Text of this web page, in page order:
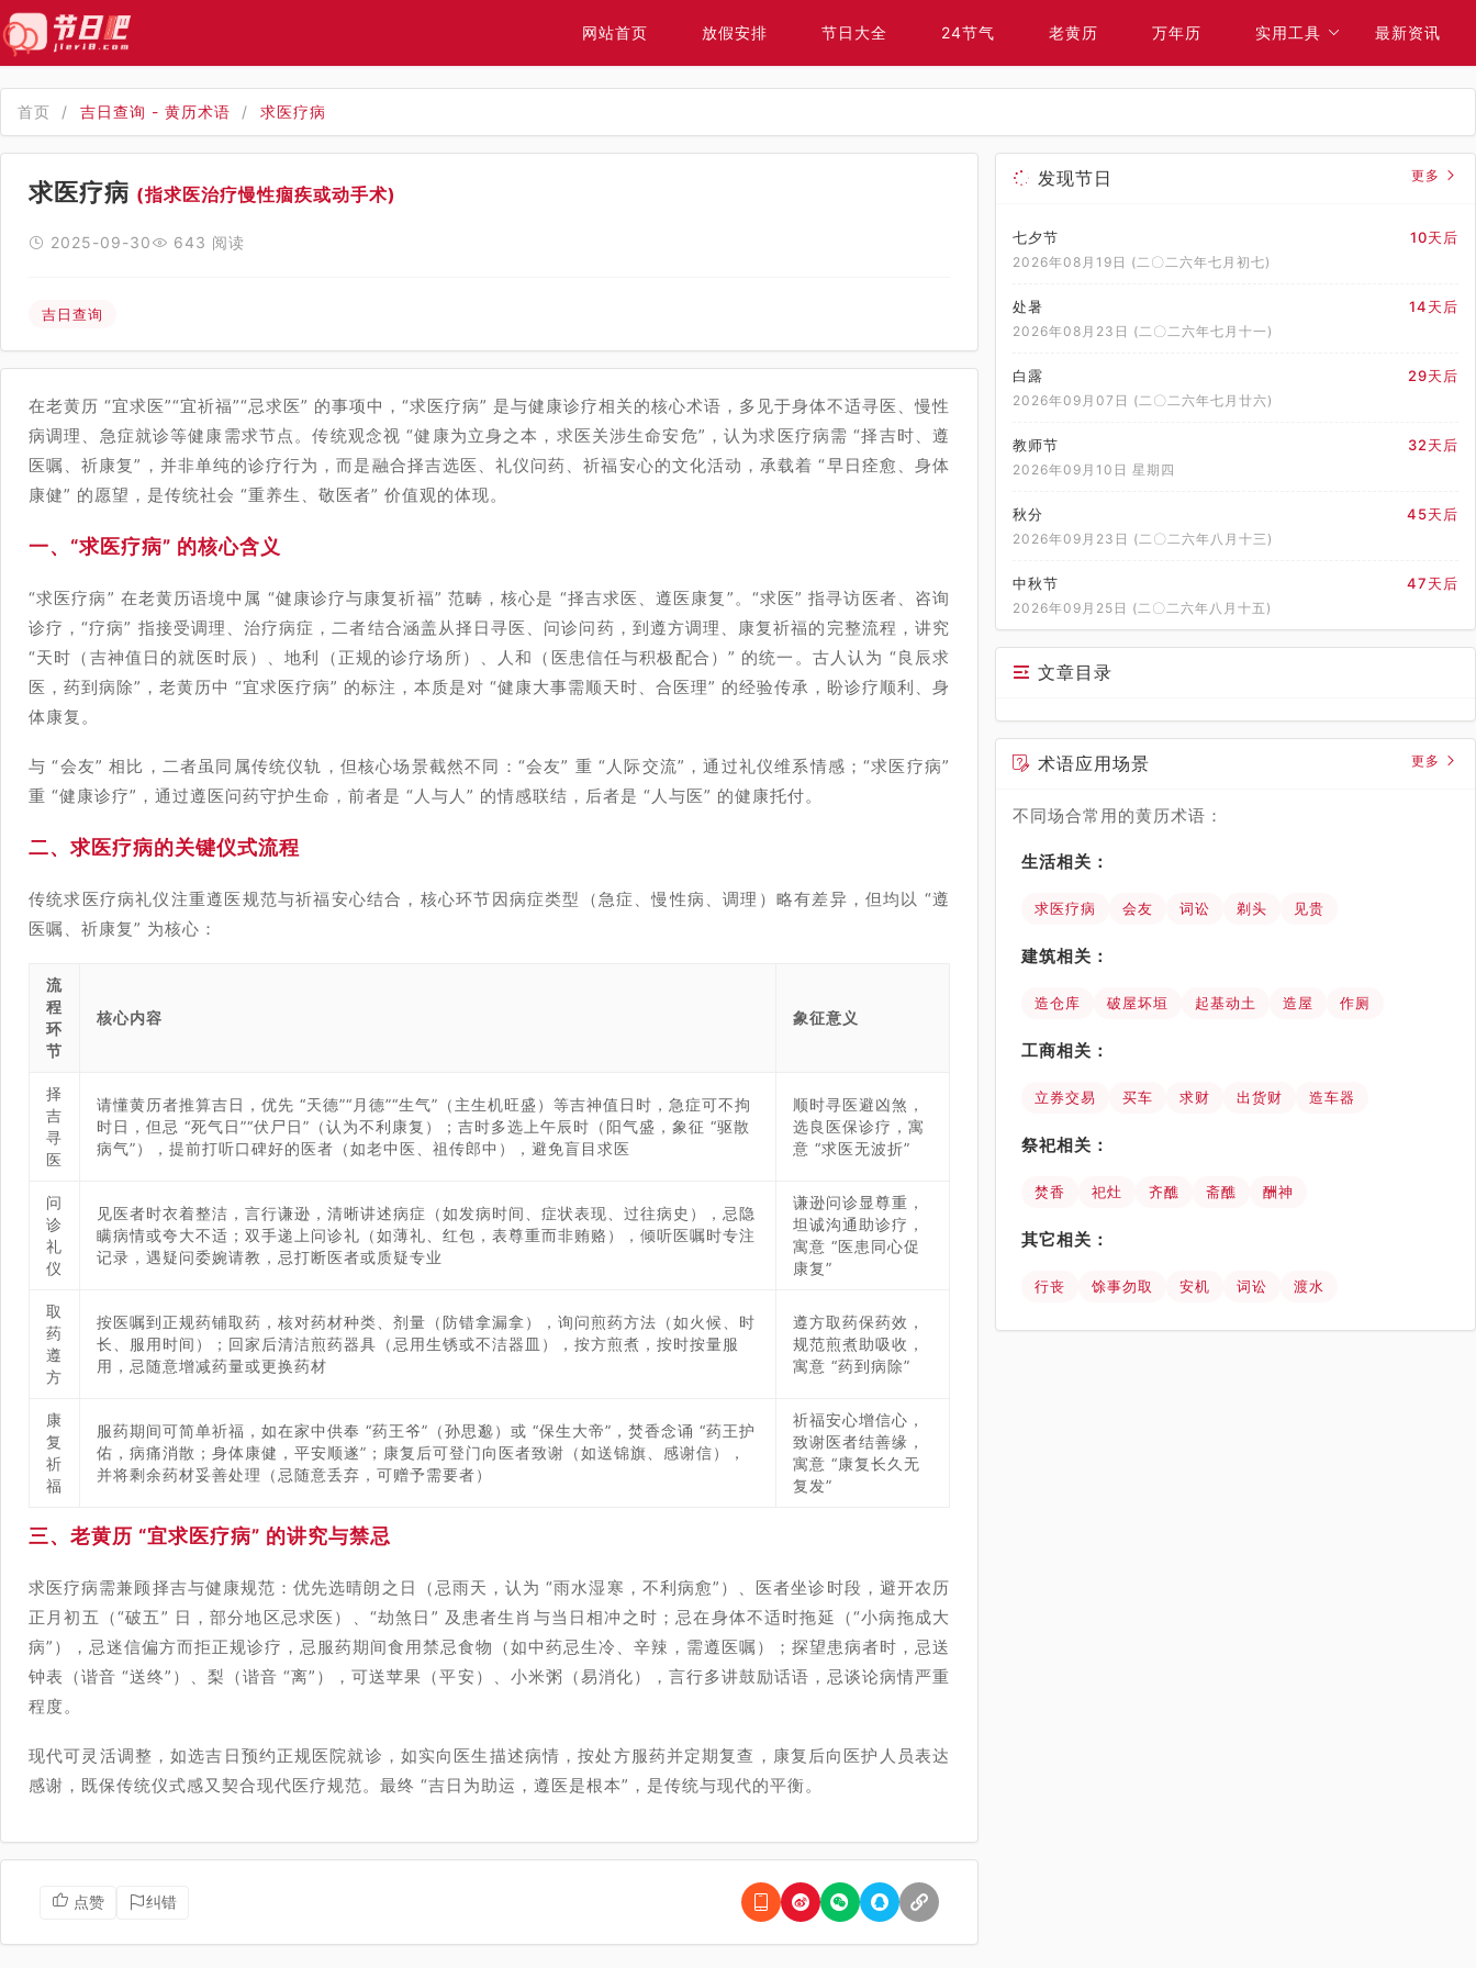
网站首页 放假安排 节日大全 24节气 老黄历 万年历 实用工具 最新资讯
首页 / 吉日查询 - 黄历术语 / 求医疗病
求医疗病 (指求医治疗慢性痼疾或动手术)
2025-09-30 643 阅读
吉日查询
在老黄历 “宜求医”“宜祈福”“忌求医” 的事项中，“求医疗病” 是与健康诊疗相关的核心术语，多见于身体不适寻医、慢性
病调理、急症就诊等健康需求节点。传统观念视 “健康为立身之本，求医关涉生命安危”，认为求医疗病需 “择吉时、遵
医嘱、祈康复”，并非单纯的诊疗行为，而是融合择吉选医、礼仪问药、祈福安心的文化活动，承载着 “早日痊愈、身体
康健” 的愿望，是传统社会 “重养生、敬医者” 价值观的体现。
一、“求医疗病” 的核心含义
“求医疗病” 在老黄历语境中属 “健康诊疗与康复祈福” 范畴，核心是 “择吉求医、遵医康复”。“求医” 指寻访医者、咨询
诊疗，“疗病” 指接受调理、治疗病症，二者结合涵盖从择日寻医、问诊问药，到遵方调理、康复祈福的完整流程，讲究
“天时（吉神值日的就医时辰）、地利（正规的诊疗场所）、人和（医患信任与积极配合）” 的统一。古人认为 “良辰求
医，药到病除”，老黄历中 “宜求医疗病” 的标注，本质是对 “健康大事需顺天时、合医理” 的经验传承，盼诊疗顺利、身
体康复。
与 “会友” 相比，二者虽同属传统仪轨，但核心场景截然不同：“会友” 重 “人际交流”，通过礼仪维系情感；“求医疗病”
重 “健康诊疗”，通过遵医问药守护生命，前者是 “人与人” 的情感联结，后者是 “人与医” 的健康托付。
二、求医疗病的关键仪式流程
传统求医疗病礼仪注重遵医规范与祈福安心结合，核心环节因病症类型（急症、慢性病、调理）略有差异，但均以 “遵
医嘱、祈康复” 为核心：
流
程
环
节
核心内容 象征意义
择
吉
寻
医
请懂黄历者推算吉日，优先 “天德”“月德”“生气”（主生机旺盛）等吉神值日时，急症可不拘
时日，但忌 “死气日”“伏尸日”（认为不利康复）；吉时多选上午辰时（阳气盛，象征 “驱散
病气”），提前打听口碑好的医者（如老中医、祖传郎中），避免盲目求医
顺时寻医避凶煞，
选良医保诊疗，寓
意 “求医无波折”
问
诊
礼
仪
见医者时衣着整洁，言行谦逊，清晰讲述病症（如发病时间、症状表现、过往病史），忌隐
瞒病情或夸大不适；双手递上问诊礼（如薄礼、红包，表尊重而非贿赂），倾听医嘱时专注
记录，遇疑问委婉请教，忌打断医者或质疑专业
谦逊问诊显尊重，
坦诚沟通助诊疗，
寓意 “医患同心促
康复”
取
药
遵
方
按医嘱到正规药铺取药，核对药材种类、剂量（防错拿漏拿），询问煎药方法（如火候、时
长、服用时间）；回家后清洁煎药器具（忌用生锈或不洁器皿），按方煎煮，按时按量服
用，忌随意增减药量或更换药材
遵方取药保药效，
规范煎煮助吸收，
寓意 “药到病除”
康
复
祈
福
服药期间可简单祈福，如在家中供奉 “药王爷”（孙思邈）或 “保生大帝”，焚香念诵 “药王护
佑，病痛消散；身体康健，平安顺遂”；康复后可登门向医者致谢（如送锦旗、感谢信），
并将剩余药材妥善处理（忌随意丢弃，可赠予需要者）
祈福安心增信心，
致谢医者结善缘，
寓意 “康复长久无
复发”
三、老黄历 “宜求医疗病” 的讲究与禁忌
求医疗病需兼顾择吉与健康规范：优先选晴朗之日（忌雨天，认为 “雨水湿寒，不利病愈”）、医者坐诊时段，避开农历
正月初五（“破五” 日，部分地区忌求医）、“劫煞日” 及患者生肖与当日相冲之时；忌在身体不适时拖延（“小病拖成大
病”），忌迷信偏方而拒正规诊疗，忌服药期间食用禁忌食物（如中药忌生冷、辛辣，需遵医嘱）；探望患病者时，忌送
钟表（谐音 “送终”）、梨（谐音 “离”），可送苹果（平安）、小米粥（易消化），言行多讲鼓励话语，忌谈论病情严重
程度。
现代可灵活调整，如选吉日预约正规医院就诊，如实向医生描述病情，按处方服药并定期复查，康复后向医护人员表达
感谢，既保传统仪式感又契合现代医疗规范。最终 “吉日为助运，遵医是根本”，是传统与现代的平衡。
点赞 纠错
发现节日 更多
七夕节 10天后
2026年08月19日 (二〇二六年七月初七)
处暑 14天后
2026年08月23日 (二〇二六年七月十一)
白露 29天后
2026年09月07日 (二〇二六年七月廿六)
教师节 32天后
2026年09月10日 星期四
秋分 45天后
2026年09月23日 (二〇二六年八月十三)
中秋节 47天后
2026年09月25日 (二〇二六年八月十五)
文章目录
术语应用场景 更多
不同场合常用的黄历术语：
生活相关：
求医疗病 会友 词讼 剃头 见贵
建筑相关：
造仓库 破屋坏垣 起基动土 造屋 作厕
工商相关：
立券交易 买车 求财 出货财 造车器
祭祀相关：
焚香 祀灶 齐醮 斋醮 酬神
其它相关：
行丧 馀事勿取 安机 词讼 渡水